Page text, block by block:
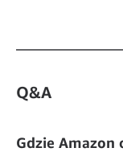
Q&A
Gdzie